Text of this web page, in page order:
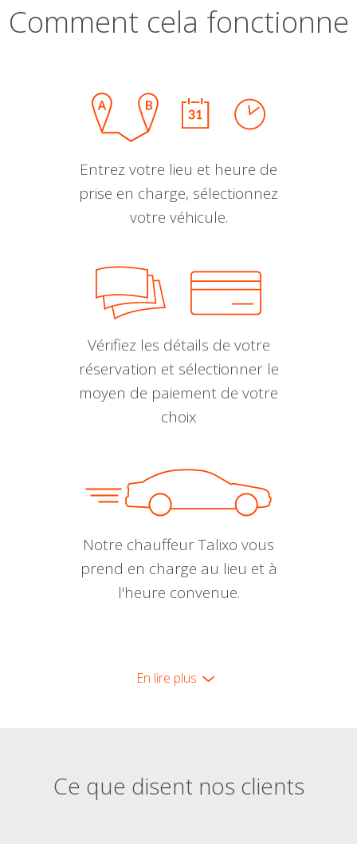
Comment cela fonctionne
Entrez votre lieu et heure de
prise en charge, sélectionnez
votre véhicule.
Vérifiez les détails de votre
réservation et sélectionner le
moyen de paiement de votre
choix
Notre chauffeur Talixo vous
prend en charge au lieu et à
l'heure convenue.
En lire plus
Ce que disent nos clients